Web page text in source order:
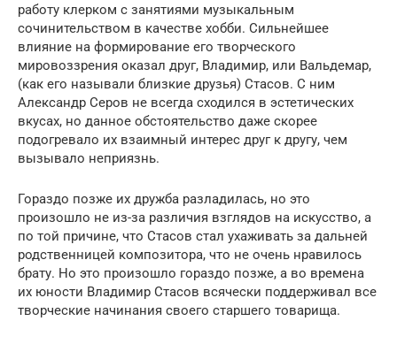
работу клерком с занятиями музыкальным
сочинительством в качестве хобби. Сильнейшее
влияние на формирование его творческого
мировоззрения оказал друг, Владимир, или Вальдемар,
(как его называли близкие друзья) Стасов. С ним
Александр Серов не всегда сходился в эстетических
вкусах, но данное обстоятельство даже скорее
подогревало их взаимный интерес друг к другу, чем
вызывало неприязнь.
Гораздо позже их дружба разладилась, но это
произошло не из-за различия взглядов на искусство, а
по той причине, что Стасов стал ухаживать за дальней
родственницей композитора, что не очень нравилось
брату. Но это произошло гораздо позже, а во времена
их юности Владимир Стасов всячески поддерживал все
творческие начинания своего старшего товарища.